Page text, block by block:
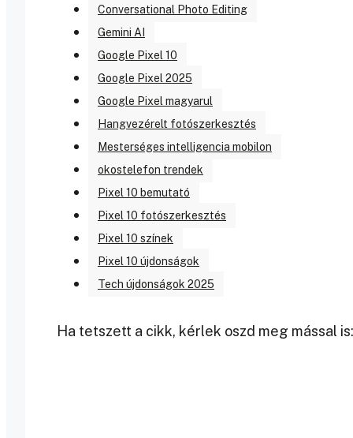
Conversational Photo Editing
Gemini AI
Google Pixel 10
Google Pixel 2025
Google Pixel magyarul
Hangvezérelt fotószerkesztés
Mesterséges intelligencia mobilon
okostelefon trendek
Pixel 10 bemutató
Pixel 10 fotószerkesztés
Pixel 10 színek
Pixel 10 újdonságok
Tech újdonságok 2025
Ha tetszett a cikk, kérlek oszd meg mással is: